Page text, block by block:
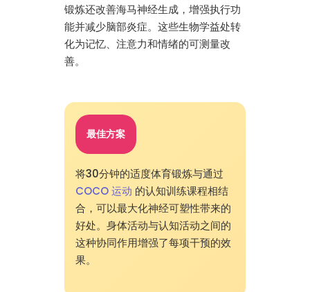
锻炼还改善海马神经生成，增强执行功
能并减少脑部炎症。这些生物学益处转
化为记忆、注意力和情绪的可测量改
善。
最佳方案
将30分钟的适度体育锻炼与通过
COCO 运动 的认知训练课程相结
合，可以最大化神经可塑性带来的
好处。身体活动与认知活动之间的
这种协同作用增强了每项干预的效
果。